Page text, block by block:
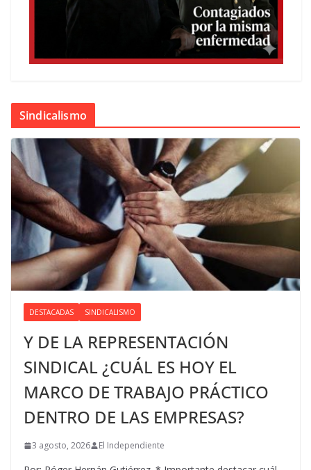
Sindicalismo
DESTACADAS SINDICALISMO
Y DE LA REPRESENTACIÓN
SINDICAL ¿CUÁL ES HOY EL
MARCO DE TRABAJO PRÁCTICO
DENTRO DE LAS EMPRESAS?
3 agosto, 2026 El Independiente